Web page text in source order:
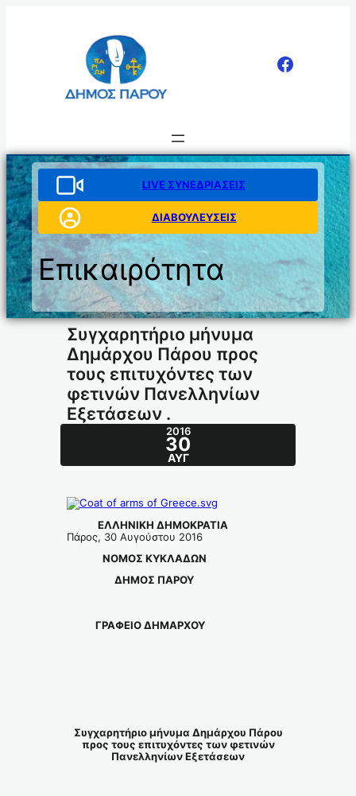
LIVE ΣΥΝΕΔΡΙΑΣΕΙΣ
ΔΙΑΒΟΥΛΕΥΣΕΙΣ
Επικαιρότητα
Συγχαρητήριο μήνυμα
Δημάρχου Πάρου προς
τους επιτυχόντες των
φετινών Πανελληνίων
Εξετάσεων .
2016
30
ΑΥΓ
ΕΛΛΗΝΙΚΗ ΔΗΜΟΚΡΑΤΙΑ
Πάρος, 30 Αυγούστου 2016
ΝΟΜΟΣ ΚΥΚΛΑΔΩΝ
ΔΗΜΟΣ ΠΑΡΟΥ
ΓΡΑΦΕΙΟ ΔΗΜΑΡΧΟΥ
Συγχαρητήριο μήνυμα Δημάρχου Πάρου
προς τους επιτυχόντες των φετινών
Πανελληνίων Εξετάσεων